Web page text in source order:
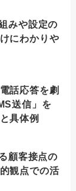
みや設定の
にわかりや
話応答を劇
送信」を
具体例
顧客接点の
観点での活